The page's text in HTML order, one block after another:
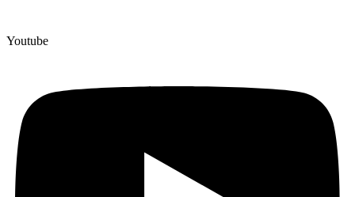
Youtube